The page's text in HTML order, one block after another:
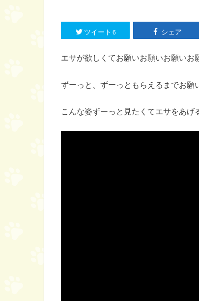
ツイート 6 シェア
エサが欲しくてお願いお願いお願いお
ずーっと、ずーっともらえるまでお願
こんな姿ずーっと見たくてエサをあげ